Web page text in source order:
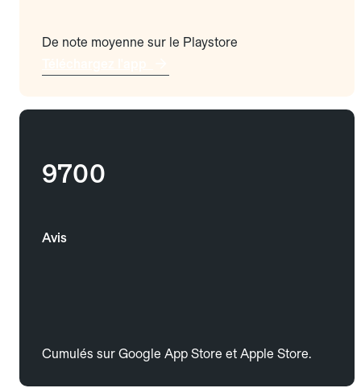
De note moyenne sur le Playstore
9700
Avis
Cumulés sur Google App Store et Apple Store.